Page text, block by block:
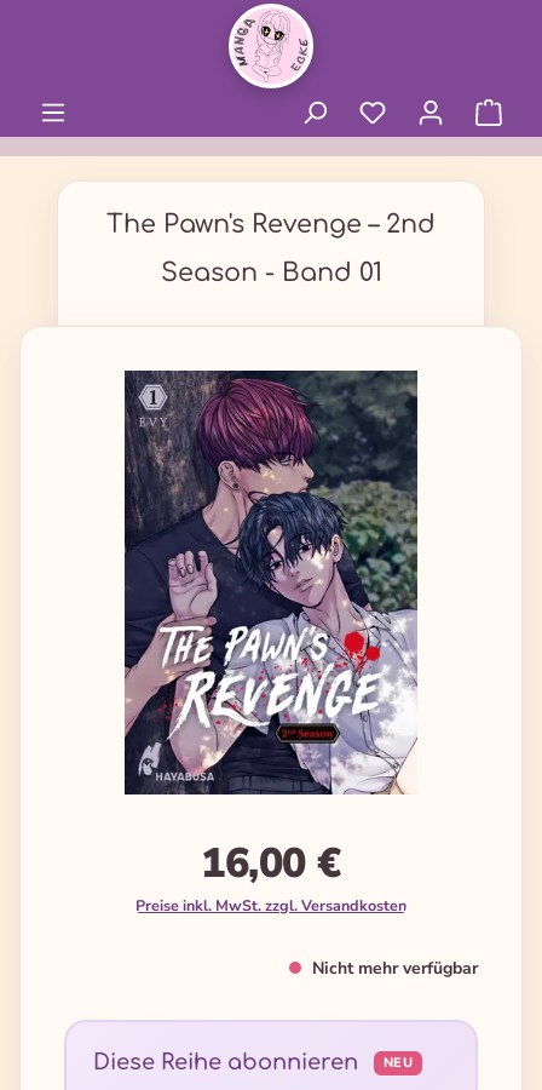
The Pawn's Revenge – 2nd
Season - Band 01
Bildergalerie überspringen
16,00 €
Preise inkl. MwSt. zzgl. Versandkosten
Nicht mehr verfügbar
Diese Reihe abonnieren NEU